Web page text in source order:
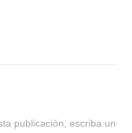
publicación, escriba un